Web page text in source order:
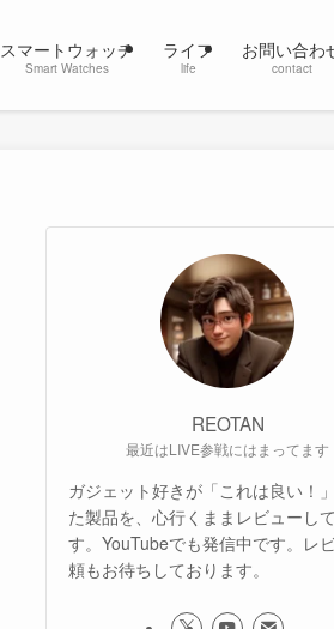
スマートウォッチ
Smart Watches
ライフ
life
お問い合わ
contact
REOTAN
最近はLIVE参戦にはまってます
ガジェット好きが「これは良い！
た製品を、心行くままレビューし
す。YouTubeでも発信中です。レ
頼もお待ちしております。